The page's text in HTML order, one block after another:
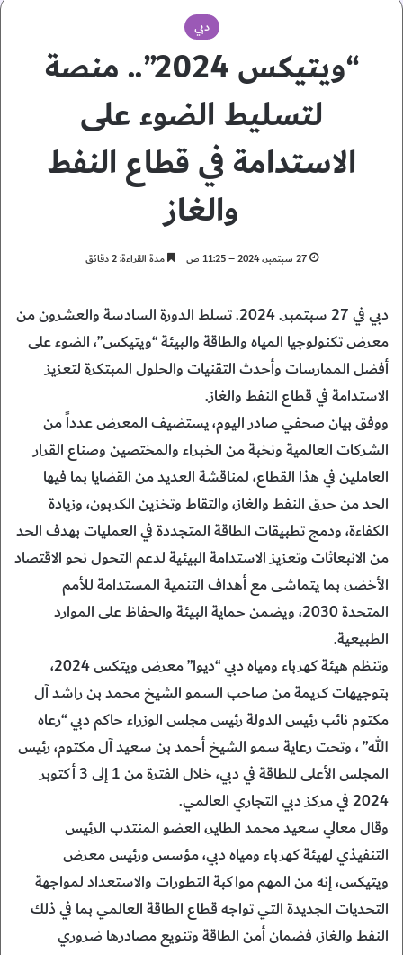
دبي
“ويتيكس 2024”.. منصة
لتسليط الضوء على
الاستدامة في قطاع النفط
والغاز
27 سبتمبر، 2024 – 11:25 ص مدة القراءة: 2 دقائق
دبي في 27 سبتمبر. 2024. تسلط الدورة السادسة والعشرون من
معرض تكنولوجيا المياه والطاقة والبيئة “ويتيكس”، الضوء على
أفضل الممارسات وأحدث التقنيات والحلول المبتكرة لتعزيز
الاستدامة في قطاع النفط والغاز.
ووفق بيان صحفي صادر اليوم، يستضيف المعرض عدداً من
الشركات العالمية ونخبة من الخبراء والمختصين وصناع القرار
العاملين في هذا القطاع، لمناقشة العديد من القضايا بما فيها
الحد من حرق النفط والغاز، والتقاط وتخزين الكربون، وزيادة
الكفاءة، ودمج تطبيقات الطاقة المتجددة في العمليات بهدف الحد
من الانبعاثات وتعزيز الاستدامة البيئية لدعم التحول نحو الاقتصاد
الأخضر، بما يتماشى مع أهداف التنمية المستدامة للأمم
المتحدة 2030، ويضمن حماية البيئة والحفاظ على الموارد
الطبيعية.
وتنظم هيئة كهرباء ومياه دبي “ديوا” معرض ويتكس 2024،
بتوجيهات كريمة من صاحب السمو الشيخ محمد بن راشد آل
مكتوم نائب رئيس الدولة رئيس مجلس الوزراء حاكم دبي “رعاه
الله” ، وتحت رعاية سمو الشيخ أحمد بن سعيد آل مكتوم، رئيس
المجلس الأعلى للطاقة في دبي، خلال الفترة من 1 إلى 3 أكتوبر
2024 في مركز دبي التجاري العالمي.
وقال معالي سعيد محمد الطاير، العضو المنتدب الرئيس
التنفيذي لهيئة كهرباء ومياه دبي، مؤسس ورئيس معرض
ويتيكس، إنه من المهم مواكبة التطورات والاستعداد لمواجهة
التحديات الجديدة التي تواجه قطاع الطاقة العالمي بما في ذلك
النفط والغاز، فضمان أمن الطاقة وتنويع مصادرها ضروري